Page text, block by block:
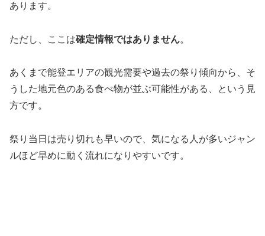
あります。
ただし、ここは確定情報ではありません。
あくまで能登エリアの観光需要や過去の祭り傾向から、そ
うした地元色のある食べ物が並ぶ可能性がある、という見
方です。
祭り当日は売り切れも早いので、気になる人が多いジャン
ルほど早めに動く流れになりやすいです。